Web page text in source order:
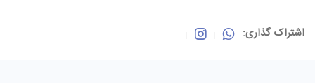
اشتراک گذاری: